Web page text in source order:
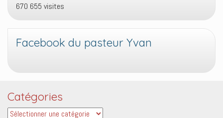
670 655 visites
Facebook du pasteur Yvan
Catégories
Catégories